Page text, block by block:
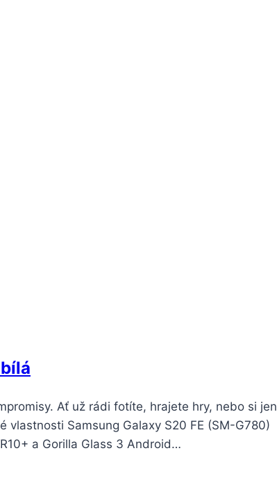
Ať už rádi fotíte, hrajete hry, nebo si jen
Samsung Galaxy S20 FE (SM-G780)
a Gorilla Glass 3 Android…